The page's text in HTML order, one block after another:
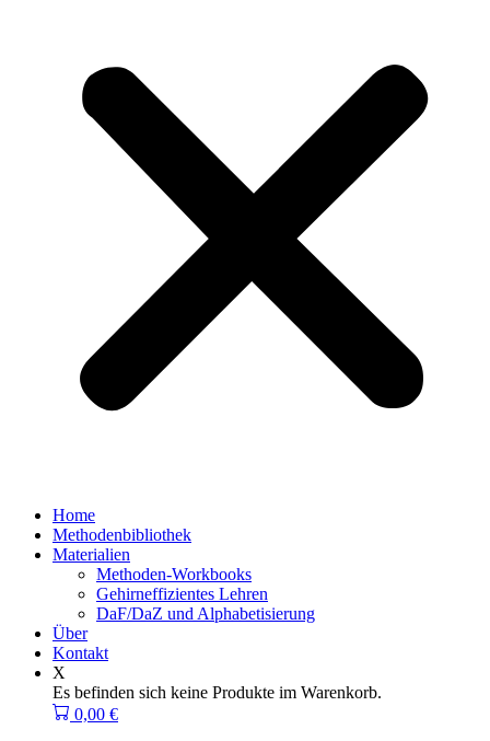
Home
Methodenbibliothek
Materialien
Methoden-Workbooks
Gehirneffizientes Lehren
DaF/DaZ und Alphabetisierung
Über
Kontakt
X
Es befinden sich keine Produkte im Warenkorb.
0,00 €